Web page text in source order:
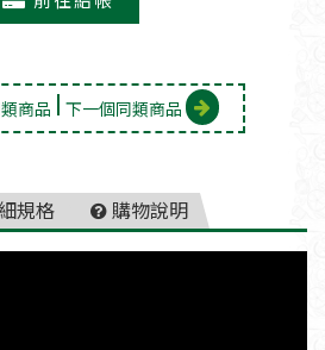
商品 下一個同類商品
規格 購物說明